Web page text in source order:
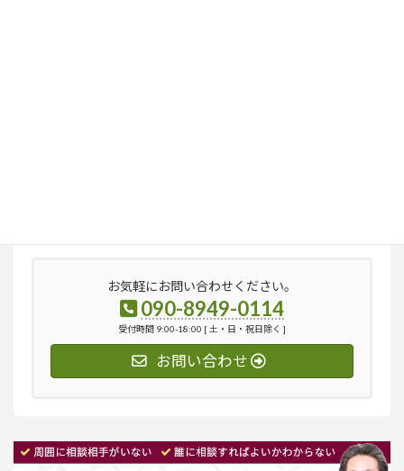
お気軽にお問い合わせください。
090-8949-0114
受付時間 9:00-18:00 [ 土・日・祝日除く ]
お問い合わせ